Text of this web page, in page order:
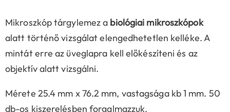
Mikroszkóp tárgylemez a biológiai mikroszkópok
alatt történő vizsgálat elengedhetetlen kelléke. A
mintát erre az üveglapra kell előkészíteni és az
objektív alatt vizsgálni.
Mérete 25.4 mm x 76.2 mm, vastagsága kb 1 mm. 50
db-os kiszerelésben forgalmazzuk.